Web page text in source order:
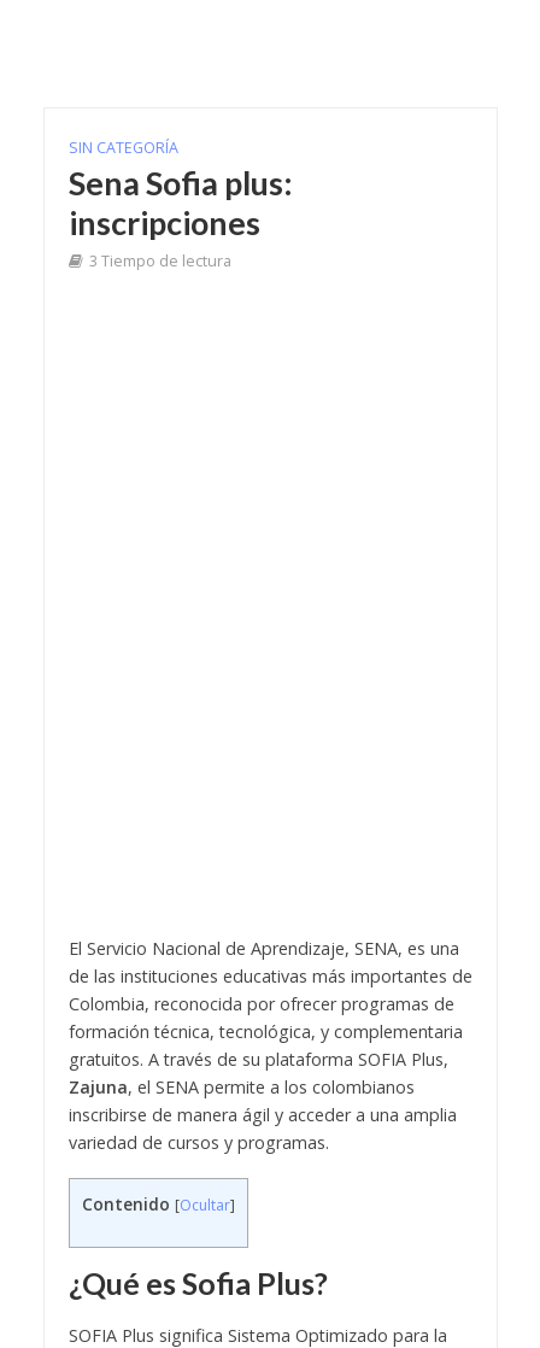
SIN CATEGORÍA
Sena Sofia plus:
inscripciones
3 Tiempo de lectura
El Servicio Nacional de Aprendizaje, SENA, es una
de las instituciones educativas más importantes de
Colombia, reconocida por ofrecer programas de
formación técnica, tecnológica, y complementaria
gratuitos. A través de su plataforma SOFIA Plus,
Zajuna, el SENA permite a los colombianos
inscribirse de manera ágil y acceder a una amplia
variedad de cursos y programas.
Contenido [Ocultar]
¿Qué es Sofia Plus?
SOFIA Plus significa Sistema Optimizado para la